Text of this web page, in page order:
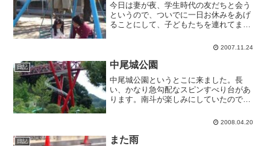
今日は妻が夜、学生時代の友だちと会う
というので、ついでに一日お休みをあげ
ることにして、子どもたちを連れてまた
日なたにいると上着がいらないくらい暖
2007.11.24
日記 中尾城公園
中尾城公園というとこに来ました。長
い、かなり急勾配なスピンすべり台があ
ります。南斗が楽しみにしていたのです
2008.04.20
日記 また雨